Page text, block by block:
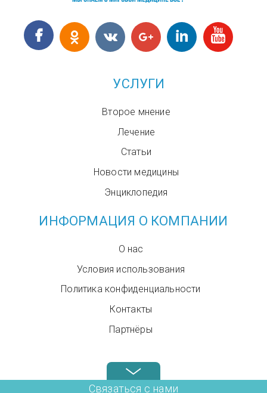
УСЛУГИ
Второе мнение
Лечение
Статьи
Новости медицины
Энциклопедия
ИНФОРМАЦИЯ О КОМПАНИИ
О нас
Условия использования
Политика конфиденциальности
Контакты
Партнёры
Звоните нам в любое время: +972.4.6899580
Связаться с нами